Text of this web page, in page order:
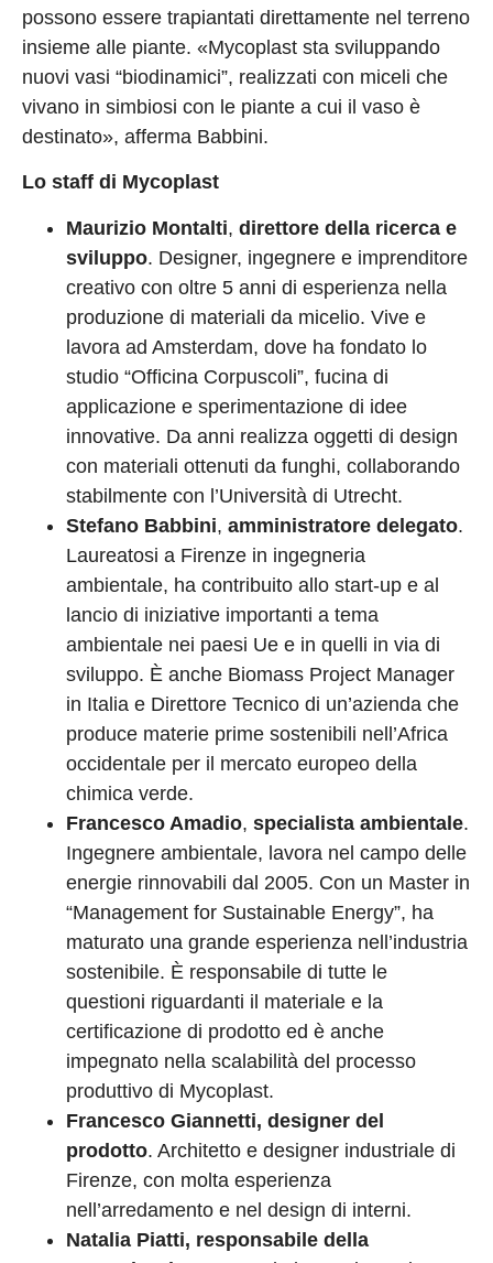
possono essere trapiantati direttamente nel terreno
insieme alle piante. «Mycoplast sta sviluppando
nuovi vasi “biodinamici”, realizzati con miceli che
vivano in simbiosi con le piante a cui il vaso è
destinato», afferma Babbini.
Lo staff di Mycoplast
Maurizio Montalti, direttore della ricerca e
sviluppo. Designer, ingegnere e imprenditore
creativo con oltre 5 anni di esperienza nella
produzione di materiali da micelio. Vive e
lavora ad Amsterdam, dove ha fondato lo
studio “Officina Corpuscoli”, fucina di
applicazione e sperimentazione di idee
innovative. Da anni realizza oggetti di design
con materiali ottenuti da funghi, collaborando
stabilmente con l’Università di Utrecht.
Stefano Babbini, amministratore delegato.
Laureatosi a Firenze in ingegneria
ambientale, ha contribuito allo start-up e al
lancio di iniziative importanti a tema
ambientale nei paesi Ue e in quelli in via di
sviluppo. È anche Biomass Project Manager
in Italia e Direttore Tecnico di un’azienda che
produce materie prime sostenibili nell’Africa
occidentale per il mercato europeo della
chimica verde.
Francesco Amadio, specialista ambientale.
Ingegnere ambientale, lavora nel campo delle
energie rinnovabili dal 2005. Con un Master in
“Management for Sustainable Energy”, ha
maturato una grande esperienza nell’industria
sostenibile. È responsabile di tutte le
questioni riguardanti il materiale e la
certificazione di prodotto ed è anche
impegnato nella scalabilità del processo
produttivo di Mycoplast.
Francesco Giannetti, designer del
prodotto. Architetto e designer industriale di
Firenze, con molta esperienza
nell’arredamento e nel design di interni.
Natalia Piatti, responsabile della